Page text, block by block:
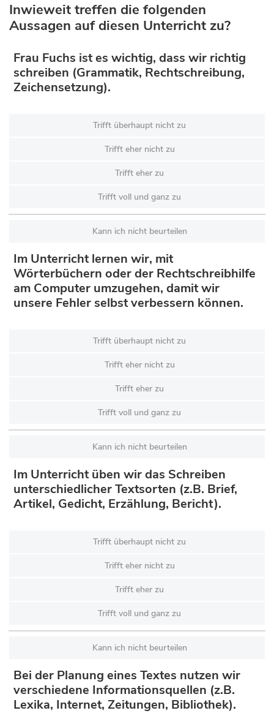
Inwieweit treffen die folgenden
Aussagen auf diesen Unterricht zu?
Frau Fuchs ist es wichtig, dass wir richtig
schreiben (Grammatik, Rechtschreibung,
Zeichensetzung).
Trifft überhaupt nicht zu
Trifft eher nicht zu
Trifft eher zu
Trifft voll und ganz zu
Kann ich nicht beurteilen
Im Unterricht lernen wir, mit
Wörterbüchern oder der Rechtschreibhilfe
am Computer umzugehen, damit wir
unsere Fehler selbst verbessern können.
Trifft überhaupt nicht zu
Trifft eher nicht zu
Trifft eher zu
Trifft voll und ganz zu
Kann ich nicht beurteilen
Im Unterricht üben wir das Schreiben
unterschiedlicher Textsorten (z.B. Brief,
Artikel, Gedicht, Erzählung, Bericht).
Trifft überhaupt nicht zu
Trifft eher nicht zu
Trifft eher zu
Trifft voll und ganz zu
Kann ich nicht beurteilen
Bei der Planung eines Textes nutzen wir
verschiedene Informationsquellen (z.B.
Lexika, Internet, Zeitungen, Bibliothek).